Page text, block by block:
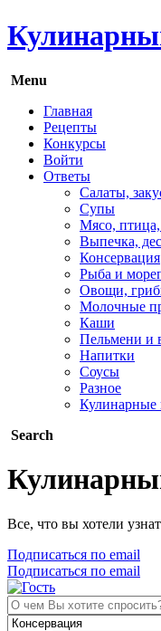
Menu
Главная
Рецепты
Конкурсы
Войти
Ответы
Салаты,
Супы
Мясо,
Выпечка,
Консервация
Рыба и
Овощи,
Молочные
Каши
Пельмени и
Напитки
Соусы
Разное
Кулинарные
Search
Все, что вы хотели
Подписаться по email
Подписаться по email